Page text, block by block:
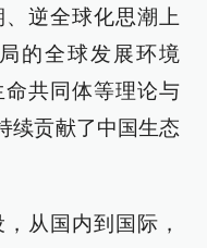
逆全球化思潮上
的全球发展环境
共同体等理论与
续贡献了中国生态
从国内到国际，